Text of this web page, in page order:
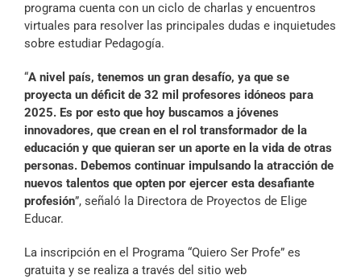
programa cuenta con un ciclo de charlas y encuentros
virtuales para resolver las principales dudas e inquietudes
sobre estudiar Pedagogía.
“A nivel país, tenemos un gran desafío, ya que se
proyecta un déficit de 32 mil profesores idóneos para
2025. Es por esto que hoy buscamos a jóvenes
innovadores, que crean en el rol transformador de la
educación y que quieran ser un aporte en la vida de otras
personas. Debemos continuar impulsando la atracción de
nuevos talentos que opten por ejercer esta desafiante
profesión”, señaló la Directora de Proyectos de Elige
Educar.
La inscripción en el Programa “Quiero Ser Profe” es
gratuita y se realiza a través del sitio web